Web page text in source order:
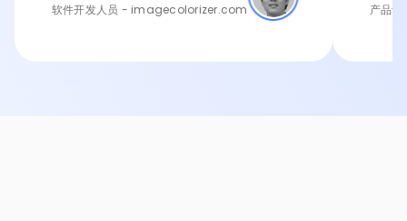
软件开发人员 - imagecolorizer.com 产品